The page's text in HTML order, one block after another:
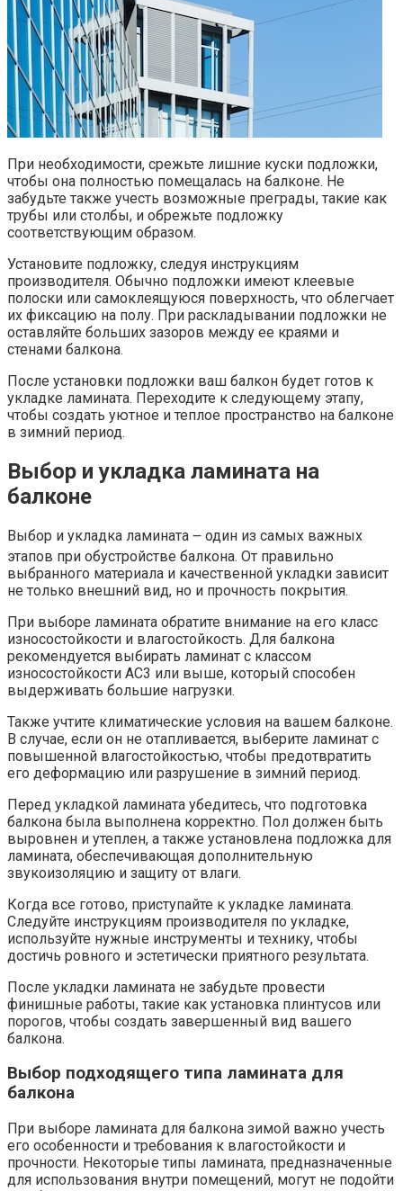
При необходимости, срежьте лишние куски подложки,
чтобы она полностью помещалась на балконе.​ Не
забудьте также учесть возможные преграды, такие как
трубы или столбы, и обрежьте подложку
соответствующим образом.​
Установите подложку, следуя инструкциям
производителя. Обычно подложки имеют клеевые
полоски или самоклеящуюся поверхность, что облегчает
их фиксацию на полу.​ При раскладывании подложки не
оставляйте больших зазоров между ее краями и
стенами балкона.​
После установки подложки ваш балкон будет готов к
укладке ламината.​ Переходите к следующему этапу,
чтобы создать уютное и теплое пространство на балконе
в зимний период.​
Выбор и укладка ламината на
балконе
Выбор и укладка ламината ౼ один из самых важных
этапов при обустройстве балкона.​ От правильно
выбранного материала и качественной укладки зависит
не только внешний вид, но и прочность покрытия.​
При выборе ламината обратите внимание на его класс
износостойкости и влагостойкость.​ Для балкона
рекомендуется выбирать ламинат с классом
износостойкости AC3 или выше, который способен
выдерживать большие нагрузки.​
Также учтите климатические условия на вашем балконе.
В случае, если он не отапливается, выберите ламинат с
повышенной влагостойкостью, чтобы предотвратить
его деформацию или разрушение в зимний период.​
Перед укладкой ламината убедитесь, что подготовка
балкона была выполнена корректно.​ Пол должен быть
выровнен и утеплен, а также установлена подложка для
ламината, обеспечивающая дополнительную
звукоизоляцию и защиту от влаги.​
Когда все готово, приступайте к укладке ламината.​
Следуйте инструкциям производителя по укладке,
используйте нужные инструменты и технику, чтобы
достичь ровного и эстетически приятного результата.​
После укладки ламината не забудьте провести
финишные работы, такие как установка плинтусов или
порогов, чтобы создать завершенный вид вашего
балкона.​
Выбор подходящего типа ламината для
балкона
При выборе ламината для балкона зимой важно учесть
его особенности и требования к влагостойкости и
прочности. Некоторые типы ламината, предназначенные
для использования внутри помещений, могут не подойти